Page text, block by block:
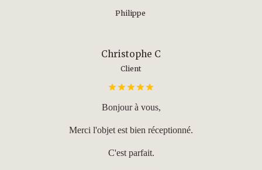
Philippe
Christophe C
Client
Bonjour à vous,
Merci l'objet est bien réceptionné.
C'est parfait.